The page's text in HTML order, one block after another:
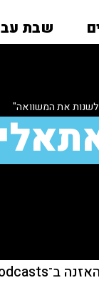
שבת
את המשוואה"
האזנה ב־Apple Podcasts